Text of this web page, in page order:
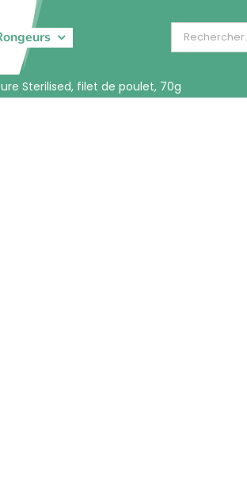
Sterilised, filet de poulet, 70g